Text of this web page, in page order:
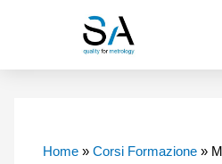
Home» Corsi Formazione»